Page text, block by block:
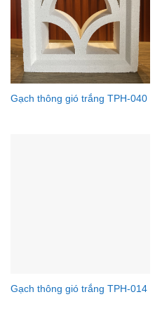
Gạch thông gió trắng TPH-040
Gạch thông gió trắng TPH-014